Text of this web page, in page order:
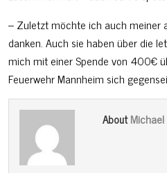
– Zuletzt möchte ich auch meiner
danken. Auch sie haben über die
mich mit einer Spende von 400€
Feuerwehr Mannheim sich
AboutMichael